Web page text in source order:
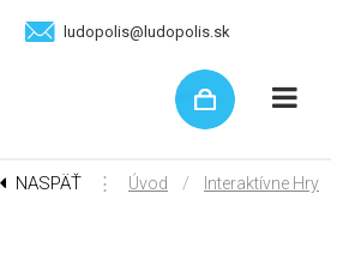
ludopolis@ludopolis.sk
NASPÄŤ ⋮ Úvod / Interaktívne Hry